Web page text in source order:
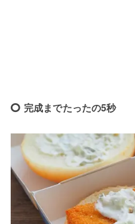
完成までたったの5秒